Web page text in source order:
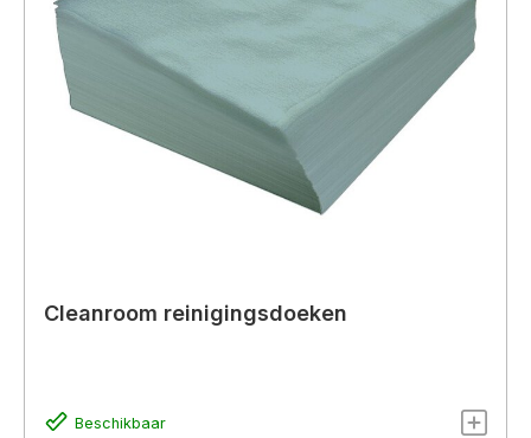
Cleanroom reinigingsdoeken
Beschikbaar